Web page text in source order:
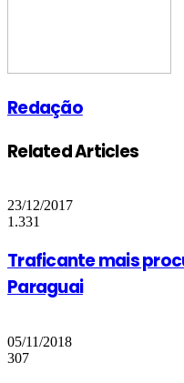
Redação
Related Articles
23/12/2017
1.331
Traficante mais
Paraguai
05/11/2018
307